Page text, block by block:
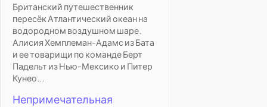
Британский путешественник
пересёк Атлантический океан на
водородном воздушном шаре.
Алисия Хемплеман-Адамс из Бата
и ее товарищи по команде Берт
Падельт из Нью-Мексико и Питер
Кунео...
Непримечательная